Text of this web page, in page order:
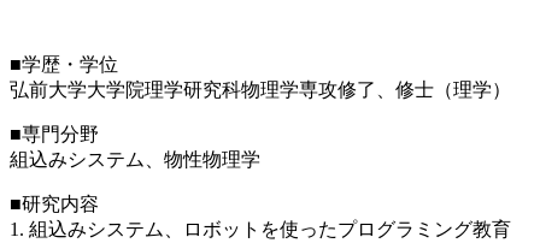
■学歴・学位
弘前大学大学院理学研究科物理学専攻修了、修士（理学）
■専門分野
組込みシステム、物性物理学
■研究内容
1. 組込みシステム、ロボットを使ったプログラミング教育